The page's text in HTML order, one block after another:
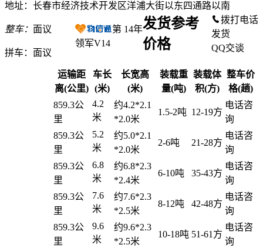
地址：长春市经济技术开发区洋浦大街以东四通路以南
整车： 面议
拼车： 面议
第 14年
领军V14
拨打电话
发货
QQ交谈
发货参考
价格
运输距
离(公里)
车长
(米)
长宽高
(米)
装载重
量(吨)
装载体
积(方)
整车价
格(趟)
859.3公
里
4.2
米
约4.2*2.1
*2.0米
1.5-2吨 12-19方
电话咨
询
859.3公
里
5.2
米
约5.0*2.1
*2.0米
2-6吨 21-28方
电话咨
询
859.3公
里
6.8
米
约6.8*2.3
*2.4米
6-10吨 35-43方
电话咨
询
859.3公
里
7.6
米
约7.6*2.3
*2.5米
8-12吨 42-48方
电话咨
询
859.3公
里
9.6
米
约9.6*2.3
*2.5米
10-18吨 51-61方
电话咨
询